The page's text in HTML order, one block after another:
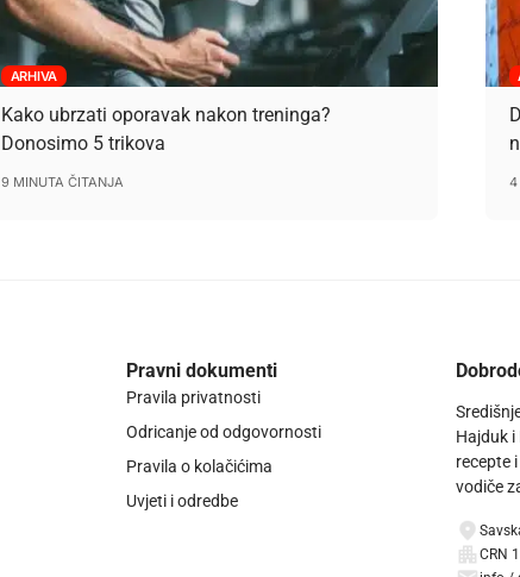
ARHIVA
Kako ubrzati oporavak nakon treninga?
Donosimo 5 trikova
9 MINUTA ČITANJA 4
Pravni dokumenti
Pravila privatnosti
Odricanje od odgovornosti
Pravila o kolačićima
Uvjeti i odredbe
Hajduk i
recepte
vodiče
CRN